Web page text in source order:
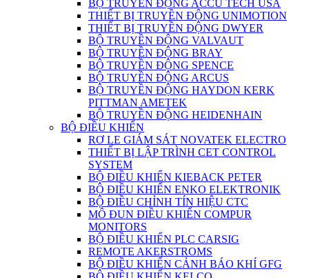
BỘ TRUYỀN ĐỘNG ACCU TECH USA
THIẾT BỊ TRUYỀN ĐỘNG UNIMOTION
THIẾT BỊ TRUYỀN ĐỘNG DWYER
BỘ TRUYỀN ĐỘNG VALVAUT
BỘ TRUYỀN ĐỘNG BRAY
BỘ TRUYỀN ĐỘNG SPENCE
BỘ TRUYỀN ĐỘNG ARCUS
BỘ TRUYỀN ĐỘNG HAYDON KERK
PITTMAN AMETEK
BỘ TRUYỀN ĐỘNG HEIDENHAIN
BỘ ĐIỀU KHIỂN
RƠ LE GIÁM SÁT NOVATEK ELECTRO
THIẾT BỊ LẬP TRÌNH CET CONTROL
SYSTEM
BỘ ĐIỀU KHIỂN KIEBACK PETER
BỘ ĐIỀU KHIỂN ENKO ELEKTRONIK
BỘ ĐIỀU CHỈNH TÍN HIỆU CTC
MÔ ĐUN ĐIỀU KHIỂN COMPUR
MONITORS
BỘ ĐIỀU KHIỂN PLC CARSIG
REMOTE AKERSTROMS
BỘ ĐIỀU KHIỂN CẢNH BÁO KHÍ GFG